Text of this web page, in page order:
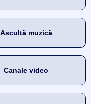
Ascultă muzică
Canale video